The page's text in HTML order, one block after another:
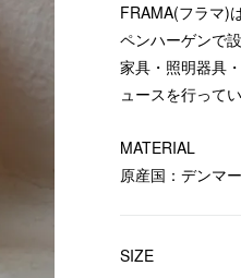
FRAMA(フラマ)
ペンハーゲンで
家具・照明器具
ュースを行ってい
MATERIAL
原産国：デンマ
SIZE